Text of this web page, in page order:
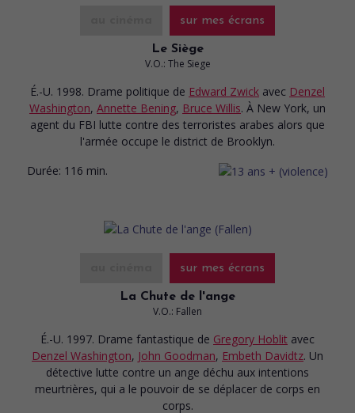
sur mes écrans
Le Siège
V.O.: The Siege
É.-U. 1998. Drame politique de Edward Zwick avec Denzel
Washington, Annette Bening, Bruce Willis. À New York, un
agent du FBI lutte contre des terroristes arabes alors que
l'armée occupe le district de Brooklyn.
Durée: 116 min.
sur mes écrans
La Chute de l'ange
V.O.: Fallen
É.-U. 1997. Drame fantastique de Gregory Hoblit avec
Denzel Washington, John Goodman, Embeth Davidtz. Un
détective lutte contre un ange déchu aux intentions
meurtrières, qui a le pouvoir de se déplacer de corps en
corps.